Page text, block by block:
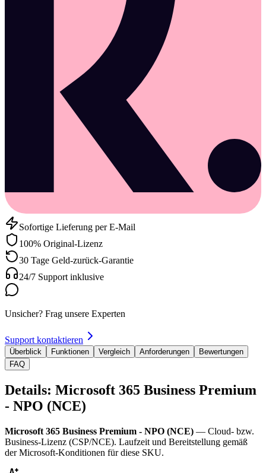
Sofortige Lieferung per E-Mail
100% Original-Lizenz
30 Tage Geld-zurück-Garantie
24/7 Support inklusive
Unsicher? Frag unsere Experten
Support kontaktieren
Überblick Funktionen Vergleich Anforderungen
Bewertungen
FAQ
Details: Microsoft 365 Business Premium
- NPO (NCE)
Microsoft 365 Business Premium - NPO (NCE) — Cloud- bzw.
Business-Lizenz (CSP/NCE). Laufzeit und Bereitstellung gemäß
der Microsoft-Konditionen für diese SKU.